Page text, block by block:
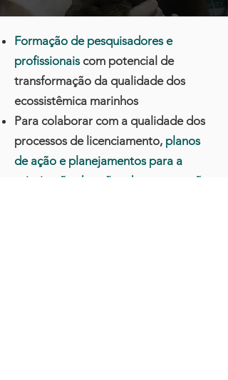
Formação de pesquisadores e
profissionaiscom potencial de
transformação da qualidade dos
ecossistêmica marinhos
Para colaborar com a qualidade dos
processos de licenciamento, planos
de ação e planejamentos para a
priorização de ações de conservação